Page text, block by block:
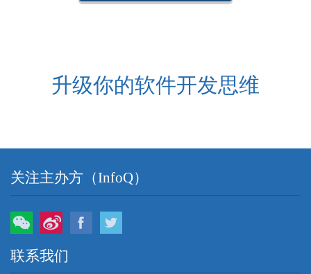
升级你的软件开发思维
关注主办方（InfoQ）
微信 微博 Facebook
联系我们